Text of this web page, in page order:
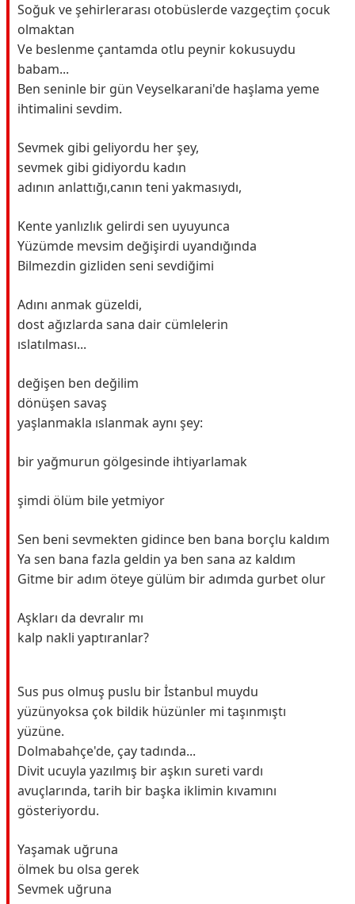
Soğuk ve şehirlerarası otobüslerde vazgeçtim çocuk
olmaktan
Ve beslenme çantamda otlu peynir kokusuydu
babam...
Ben seninle bir gün Veyselkarani'de haşlama yeme
ihtimalini sevdim.
Sevmek gibi geliyordu her şey,
sevmek gibi gidiyordu kadın
adının anlattığı,canın teni yakmasıydı,
Kente yanlızlık gelirdi sen uyuyunca
Yüzümde mevsim değişirdi uyandığında
Bilmezdin gizliden seni sevdiğimi
Adını anmak güzeldi,
dost ağızlarda sana dair cümlelerin
ıslatılması...
değişen ben değilim
dönüşen savaş
yaşlanmakla ıslanmak aynı şey:
bir yağmurun gölgesinde ihtiyarlamak
şimdi ölüm bile yetmiyor
Sen beni sevmekten gidince ben bana borçlu kaldım
Ya sen bana fazla geldin ya ben sana az kaldım
Gitme bir adım öteye gülüm bir adımda gurbet olur
Aşkları da devralır mı
kalp nakli yaptıranlar?
Sus pus olmuş puslu bir İstanbul muydu
yüzünyoksa çok bildik hüzünler mi taşınmıştı
yüzüne.
Dolmabahçe'de, çay tadında...
Divit ucuyla yazılmış bir aşkın sureti vardı
avuçlarında, tarih bir başka iklimin kıvamını
gösteriyordu.
Yaşamak uğruna
ölmek bu olsa gerek
Sevmek uğruna